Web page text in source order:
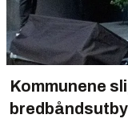
Kommunene